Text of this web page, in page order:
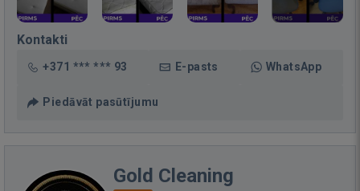
Kontakti
+371 *** *** 93 E-pasts WhatsApp
Piedāvāt pasūtījumu
Gold Cleaning